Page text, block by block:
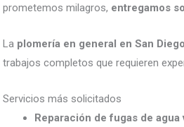
prometemos milagros, entregamos
La plomería en general en San Diego
trabajos completos que requieren
Servicios más solicitados
Reparación de fugas de